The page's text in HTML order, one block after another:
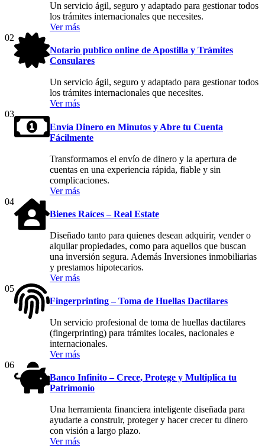
Un servicio ágil, seguro y adaptado para gestionar todos
los trámites internacionales que necesites.
Ver más
02
Notario publico online de Apostilla y Trámites
Consulares
Un servicio ágil, seguro y adaptado para gestionar todos
los trámites internacionales que necesites.
Ver más
03
Envía Dinero en Minutos y Abre tu Cuenta
Fácilmente
Transformamos el envío de dinero y la apertura de
cuentas en una experiencia rápida, fiable y sin
complicaciones.
Ver más
04
Bienes Raíces – Real Estate
Diseñado tanto para quienes desean adquirir, vender o
alquilar propiedades, como para aquellos que buscan
una inversión segura. Además Inversiones inmobiliarias
y prestamos hipotecarios.
Ver más
05
Fingerprinting – Toma de Huellas Dactilares
Un servicio profesional de toma de huellas dactilares
(fingerprinting) para trámites locales, nacionales e
internacionales.
Ver más
06
Banco Infinito – Crece, Protege y Multiplica tu
Patrimonio
Una herramienta financiera inteligente diseñada para
ayudarte a construir, proteger y hacer crecer tu dinero
con visión a largo plazo.
Ver más